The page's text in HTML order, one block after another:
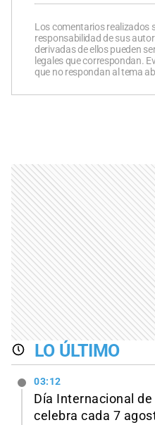
Los comentarios realizados
responsabilidad de sus
derivadas de ellos pueden
legales que correspondan.
que no respondan al tema
LO ÚLTIMO
03:12
Día Internacional
celebra cada 7